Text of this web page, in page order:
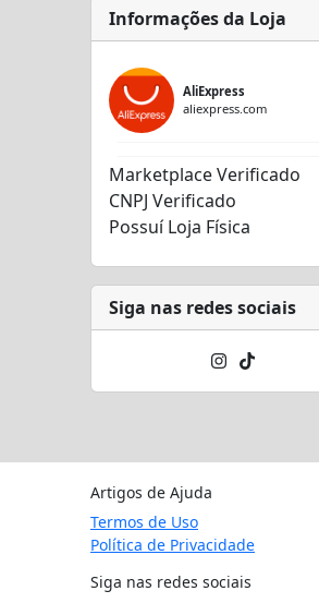
Informações da Loja
AliExpress
aliexpress.com
Marketplace Verificado
CNPJ Verificado
Possuí Loja Física
Siga nas redes sociais
Artigos de Ajuda
Termos de Uso
Política de Privacidade
Siga nas redes sociais